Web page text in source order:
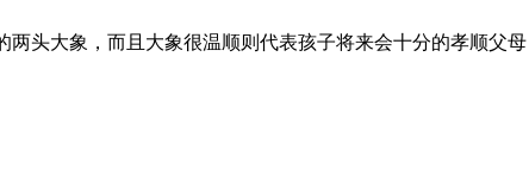
头大象，而且大象很温顺则代表孩子将来会十分的孝顺父